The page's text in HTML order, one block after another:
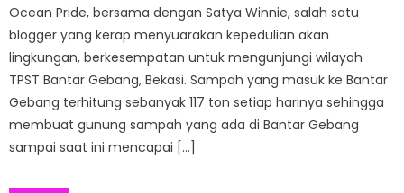
Ocean Pride, bersama dengan Satya Winnie, salah satu
blogger yang kerap menyuarakan kepedulian akan
lingkungan, berkesempatan untuk mengunjungi wilayah
TPST Bantar Gebang, Bekasi. Sampah yang masuk ke Bantar
Gebang terhitung sebanyak 117 ton setiap harinya sehingga
membuat gunung sampah yang ada di Bantar Gebang
sampai saat ini mencapai […]